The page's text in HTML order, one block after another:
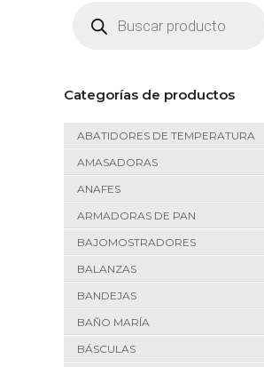
productos
Categorías de productos
ABATIDORES DE TEMPERATURA
AMASADORAS
ANAFES
ARMADORAS DE PAN
BAJOMOSTRADORES
BALANZAS
BANDEJAS
BAÑO MARÍA
BÁSCULAS